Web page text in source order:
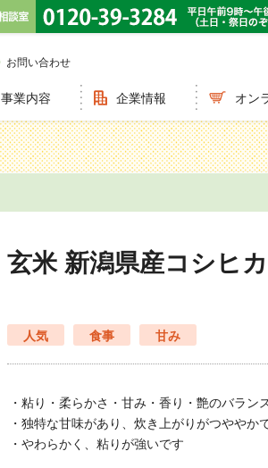
お問い合わせ
事業内容 企業情報 オン
玄米 新潟県産コシヒ
人気 食事 甘み
・粘り・柔らかさ・甘み・香り・艶のバラン
・独特な甘味があり、炊き上がりがつややか
・やわらかく、粘りが強いです